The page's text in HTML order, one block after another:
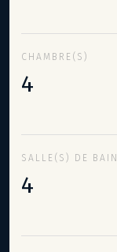
CHAMBRE(S)
4
SALLE(S) DE BAIN
4